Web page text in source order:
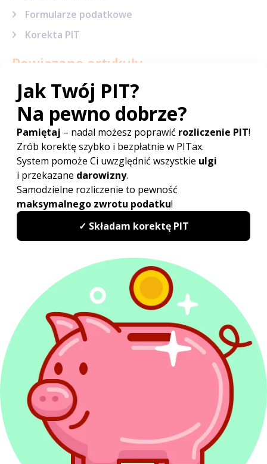
Formularze podatkowe
Korekta PIT
Powiązane artykuły
Rozliczenie podatku liniowego - PIT 36L
Składki ZUS 2023
NIP 7
Odliczenie składki zdrowotnej dla
przedsiębiorców
Polski Ład
Zabezpieczenie przyszłego zobowiązania
podatkowego dla podatnika – wyrok WSA
Redakcja PITax
Opinie